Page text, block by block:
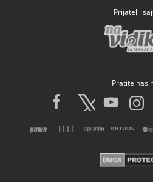
Prijatelji
Pratite nas